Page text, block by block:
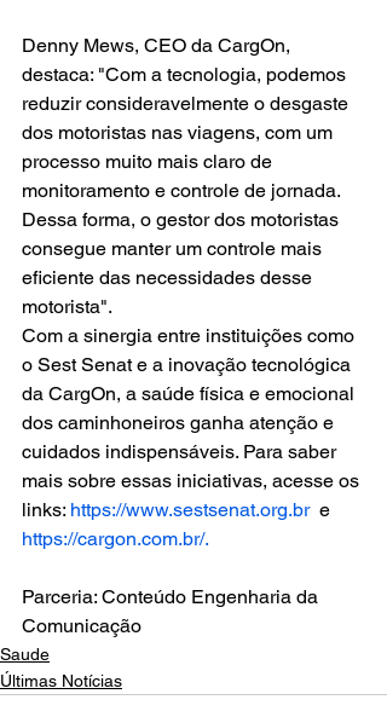
Denny Mews, CEO da CargOn,
destaca: "Com a tecnologia, podemos
reduzir consideravelmente o desgaste
dos motoristas nas viagens, com um
processo muito mais claro de
monitoramento e controle de jornada.
Dessa forma, o gestor dos motoristas
consegue manter um controle mais
eficiente das necessidades desse
motorista".
Com a sinergia entre instituições como
o Sest Senat e a inovação tecnológica
da CargOn, a saúde física e emocional
dos caminhoneiros ganha atenção e
cuidados indispensáveis. Para saber
mais sobre essas iniciativas, acesse os
links: https://www.sestsenat.org.br
  e
https://cargon.com.br/.
Parceria: Conteúdo Engenharia da
Comunicação
Saude
Últimas Notícias